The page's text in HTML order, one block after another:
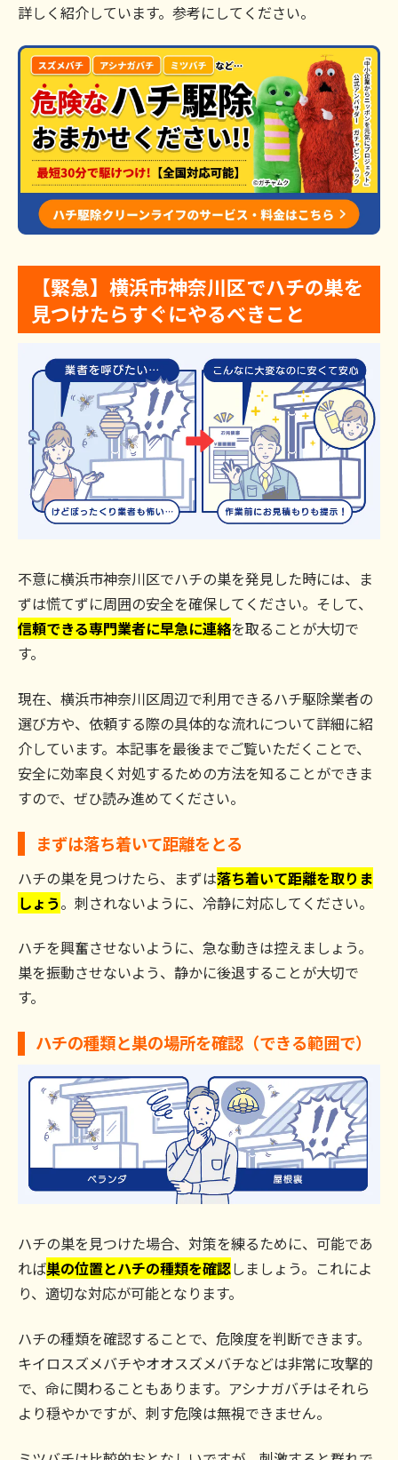
詳しく紹介しています。参考にしてください。
【緊急】横浜市神奈川区でハチの巣を
見つけたらすぐにやるべきこと
不意に横浜市神奈川区でハチの巣を発見した時には、ま
ずは慌てずに周囲の安全を確保してください。そして、
信頼できる専門業者に早急に連絡を取ることが大切で
す。
現在、横浜市神奈川区周辺で利用できるハチ駆除業者の
選び方や、依頼する際の具体的な流れについて詳細に紹
介しています。本記事を最後までご覧いただくことで、
安全に効率良く対処するための方法を知ることができま
すので、ぜひ読み進めてください。
まずは落ち着いて距離をとる
ハチの巣を見つけたら、まずは落ち着いて距離を取りま
しょう。刺されないように、冷静に対応してください。
ハチを興奮させないように、急な動きは控えましょう。
巣を振動させないよう、静かに後退することが大切で
す。
ハチの種類と巣の場所を確認（できる範囲で）
ハチの巣を見つけた場合、対策を練るために、可能であ
れば巣の位置とハチの種類を確認しましょう。これによ
り、適切な対応が可能となります。
ハチの種類を確認することで、危険度を判断できます。
キイロスズメバチやオオスズメバチなどは非常に攻撃的
で、命に関わることもあります。アシナガバチはそれら
より穏やかですが、刺す危険は無視できません。